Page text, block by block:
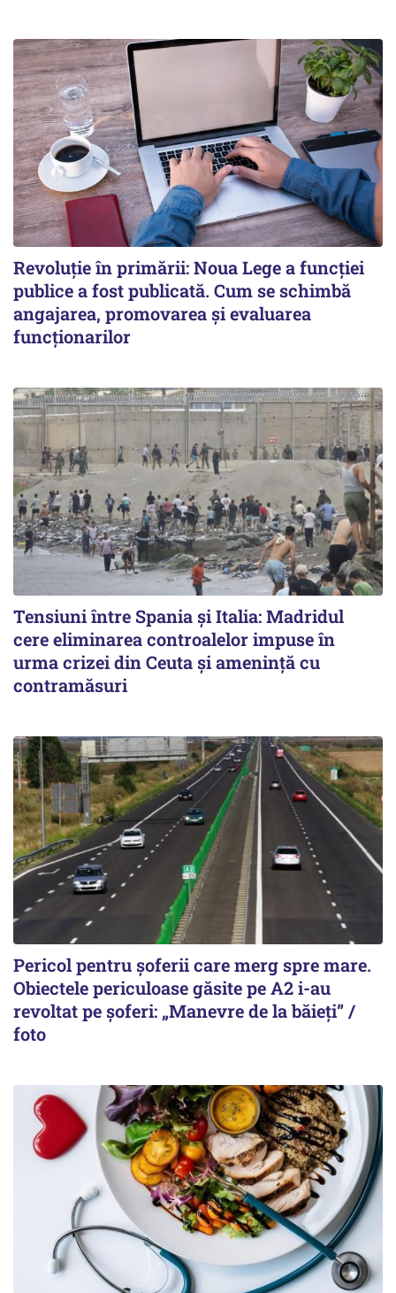
Revoluție în primării: Noua Lege a funcției
publice a fost publicată. Cum se schimbă
angajarea, promovarea și evaluarea
funcționarilor
Tensiuni între Spania și Italia: Madridul
cere eliminarea controalelor impuse în
urma crizei din Ceuta și amenință cu
contramăsuri
Pericol pentru șoferii care merg spre mare.
Obiectele periculoase găsite pe A2 i-au
revoltat pe șoferi: „Manevre de la băieți” /
foto